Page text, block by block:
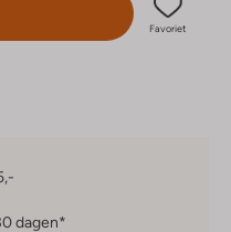
Favoriet
dagen*